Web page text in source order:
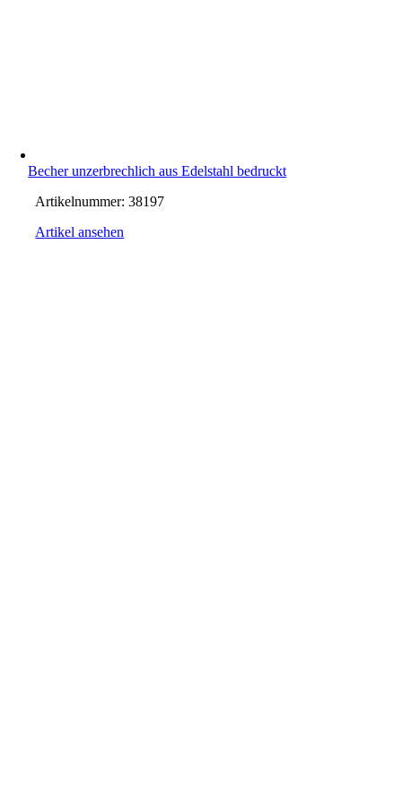
Becher unzerbrechlich aus Edelstahl bedruckt
Artikelnummer:38197
Artikel ansehen